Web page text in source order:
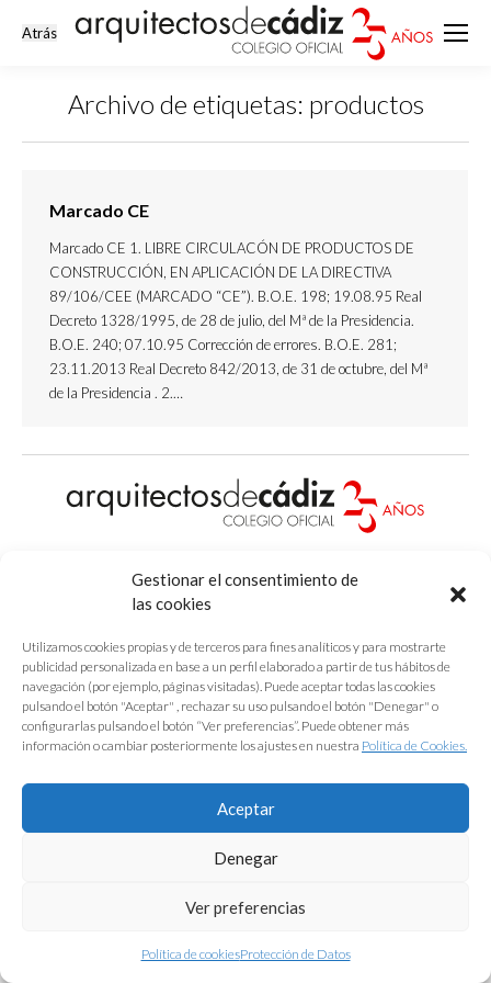
Gestionar el consentimiento de
las cookies
Utilizamos cookies propias y de terceros para fines analíticos y para mostrarte
publicidad personalizada en base a un perfil elaborado a partir de tus hábitos de
navegación (por ejemplo, páginas visitadas). Puede aceptar todas las cookies
pulsando el botón "Aceptar" , rechazar su uso pulsando el botón "Denegar" o
configurarlas pulsando el botón “Ver preferencias”. Puede obtener más
información o cambiar posteriormente los ajustes en nuestra Política de Cookies.
Aceptar
Denegar
Ver preferencias
Política de cookiesProtección de Datos
Archivo de etiquetas: productos
Marcado CE
Marcado CE 1. LIBRE CIRCULACÓN DE PRODUCTOS DE
CONSTRUCCIÓN, EN APLICACIÓN DE LA DIRECTIVA
89/106/CEE (MARCADO “CE”). B.O.E. 198; 19.08.95 Real
Decreto 1328/1995, de 28 de julio, del Mª de la Presidencia.
B.O.E. 240; 07.10.95 Corrección de errores. B.O.E. 281;
23.11.2013 Real Decreto 842/2013, de 31 de octubre, del Mª
de la Presidencia . 2.…